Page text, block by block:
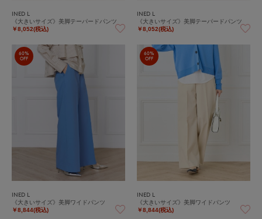
INED L
《大きいサイズ》美脚テーパードパンツ
￥8,052(税込)
INED L
《大きいサイズ》美脚テーパードパンツ
￥8,052(税込)
60%
OFF
INED L
《大きいサイズ》美脚ワイドパンツ
￥8,844(税込)
60%
OFF
INED L
《大きいサイズ》美脚ワイドパンツ
￥8,844(税込)